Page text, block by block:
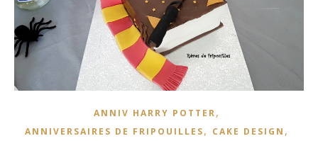
ANNIV HARRY POTTER,
ANNIVERSAIRES DE FRIPOUILLES, CAKE DESIGN ,